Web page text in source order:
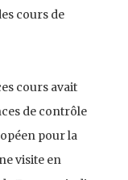
cours de
cours avait
de contrôle
pour la
visite en